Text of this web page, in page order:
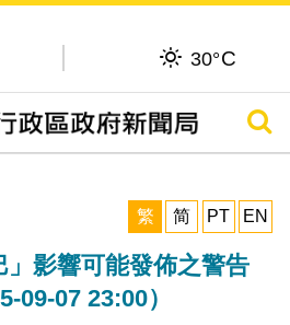
30°C
搜尋
繁
简 PT EN
」影響可能發佈之警告
09-07 23:00）